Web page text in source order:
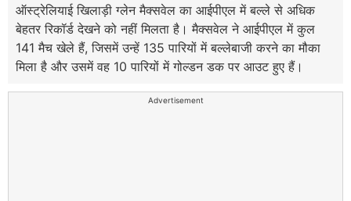
ऑस्ट्रेलियाई खिलाड़ी ग्लेन मैक्सवेल का आईपीएल में बल्ले से अधिक
बेहतर रिकॉर्ड देखने को नहीं मिलता है। मैक्सवेल ने आईपीएल में कुल
141 मैच खेले हैं, जिसमें उन्हें 135 पारियों में बल्लेबाजी करने का मौका
मिला है और उसमें वह 10 पारियों में गोल्डन डक पर आउट हुए हैं।
Advertisement